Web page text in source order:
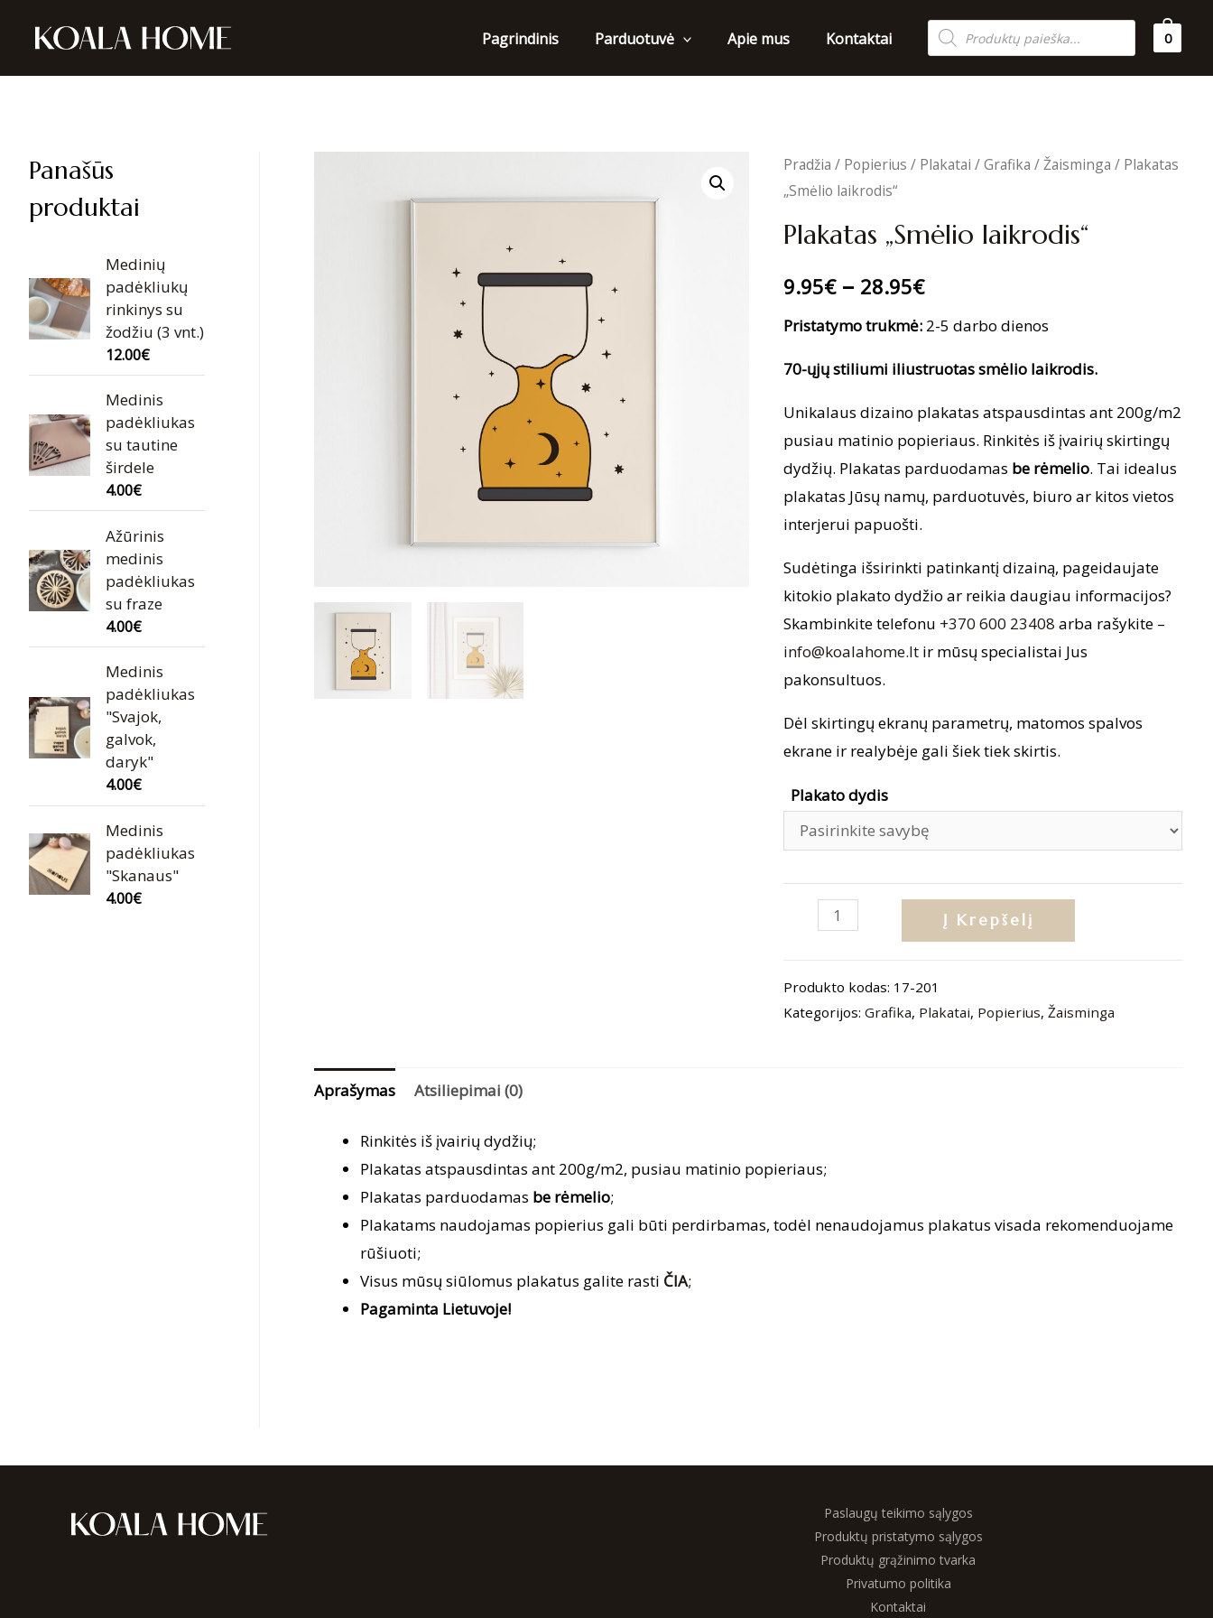
Pagrindinis Parduotuvė Apie mus Kontaktai
Products
search 0
Panašūs
produktai
Medinių
padėkliukų
rinkinys su
žodžiu (3 vnt.)
12.00€
Medinis
padėkliukas
su tautine
širdele
4.00€
Ažūrinis
medinis
padėkliukas
su fraze
4.00€
Medinis
padėkliukas
"Svajok,
galvok,
daryk"
4.00€
Medinis
padėkliukas
"Skanaus"
4.00€
Pradžia / Popierius / Plakatai /Grafika /Žaisminga / Plakatas
„Smėlio laikrodis“
Plakatas „Smėlio laikrodis“
9.95€– 28.95€
Pristatymo trukmė: 2-5 darbo dienos
70-ųjų stiliumi iliustruotas smėlio laikrodis.
Unikalaus dizaino plakatas atspausdintas ant 200g/m2
pusiau matinio popieriaus. Rinkitės iš įvairių skirtingų
dydžių. Plakatas parduodamas be rėmelio. Tai idealus
plakatas Jūsų namų, parduotuvės, biuro ar kitos vietos
interjerui papuošti.
Sudėtinga išsirinkti patinkantį dizainą, pageidaujate
kitokio plakato dydžio ar reikia daugiau informacijos?
Skambinkite telefonu +370 600 23408 arba rašykite –
info@koalahome.lt ir mūsų specialistai Jus
pakonsultuos.
Dėl skirtingų ekranų parametrų, matomos spalvos
ekrane ir realybėje gali šiek tiek skirtis.
Plakato dydis
produkto
„Smėlio
laikrodis“
Į Krepšelį
Produkto kodas: 17-201
Kategorijos:Grafika, Plakatai, Popierius,Žaisminga
Aprašymas Atsiliepimai (0)
Rinkitės iš įvairių dydžių;
Plakatas atspausdintas ant 200g/m2, pusiau matinio popieriaus;
Plakatas parduodamas be rėmelio;
Plakatams naudojamas popierius gali būti perdirbamas, todėl nenaudojamus plakatus visada rekomenduojame
rūšiuoti;
Visus mūsų siūlomus plakatus galite rasti ČIA;
Pagaminta Lietuvoje!
Paslaugų teikimo sąlygos
Produktų pristatymo sąlygos
Produktų grąžinimo tvarka
Privatumo politika
Kontaktai